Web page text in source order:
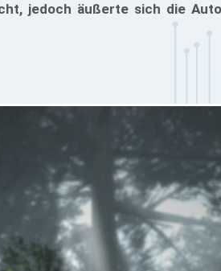
jedoch äußerte sich die